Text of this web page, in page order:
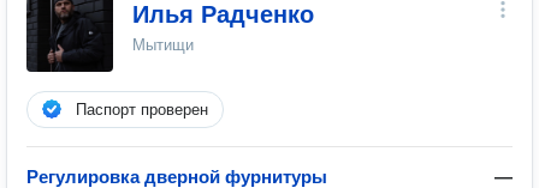
Илья Радченко
Мытищи
Паспорт проверен
Регулировка дверной фурнитуры —